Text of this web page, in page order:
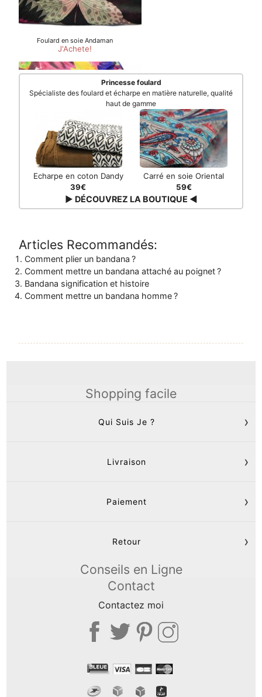
Princesse foulard
Spécialiste des foulard et écharpe en matière naturelle, qualité
haut de gamme
Echarpe en coton Dandy
39€
Carré en soie Oriental
59€
▶ DÉCOUVREZ LA BOUTIQUE ◀
Articles Recommandés:
Comment plier un bandana ?
Comment mettre un bandana attaché au poignet ?
Bandana signification et histoire
Comment mettre un bandana homme ?
Shopping facile
Qui Suis Je ?
Livraison
Paiement
Retour
Conseils en Ligne
Contact
Contactez moi